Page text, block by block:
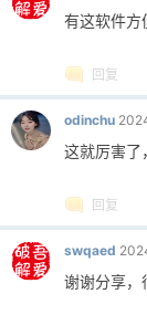
有这软件方
回复
odinchu
这就厉害
回复
swqaed
谢谢分享，